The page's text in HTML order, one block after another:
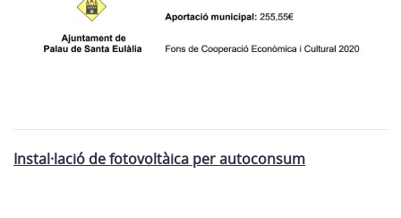
Instal·lació de fotovoltàica per autoconsum